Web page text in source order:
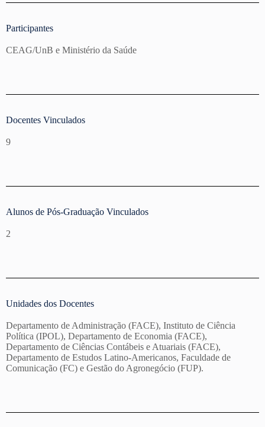
Participantes
CEAG/UnB e Ministério da Saúde
Docentes Vinculados
9
Alunos de Pós-Graduação Vinculados
2
Unidades dos Docentes
Departamento de Administração (FACE), Instituto de Ciência
Política (IPOL), Departamento de Economia (FACE),
Departamento de Ciências Contábeis e Atuariais (FACE),
Departamento de Estudos Latino-Americanos, Faculdade de
Comunicação (FC) e Gestão do Agronegócio (FUP).